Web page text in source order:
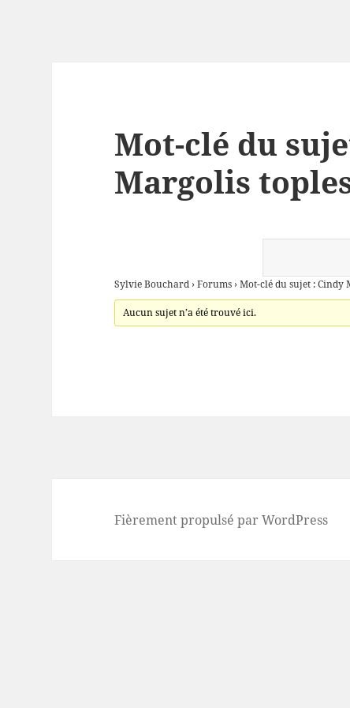
Mot-clé du
Margolis
Sylvie Bouchard ›Forums ›Mot-clé du sujet : Cindy
Aucun sujet n’a été trouvé ici.
Fièrement propulsé par WordPress